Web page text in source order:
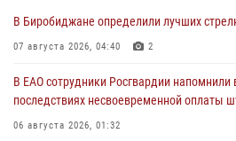
В Биробиджане определили лучших
07 августа 2026, 04:40 2
В ЕАО сотрудники Росгвардии
последствиях несвоевременной оплаты
06 августа 2026, 01:32